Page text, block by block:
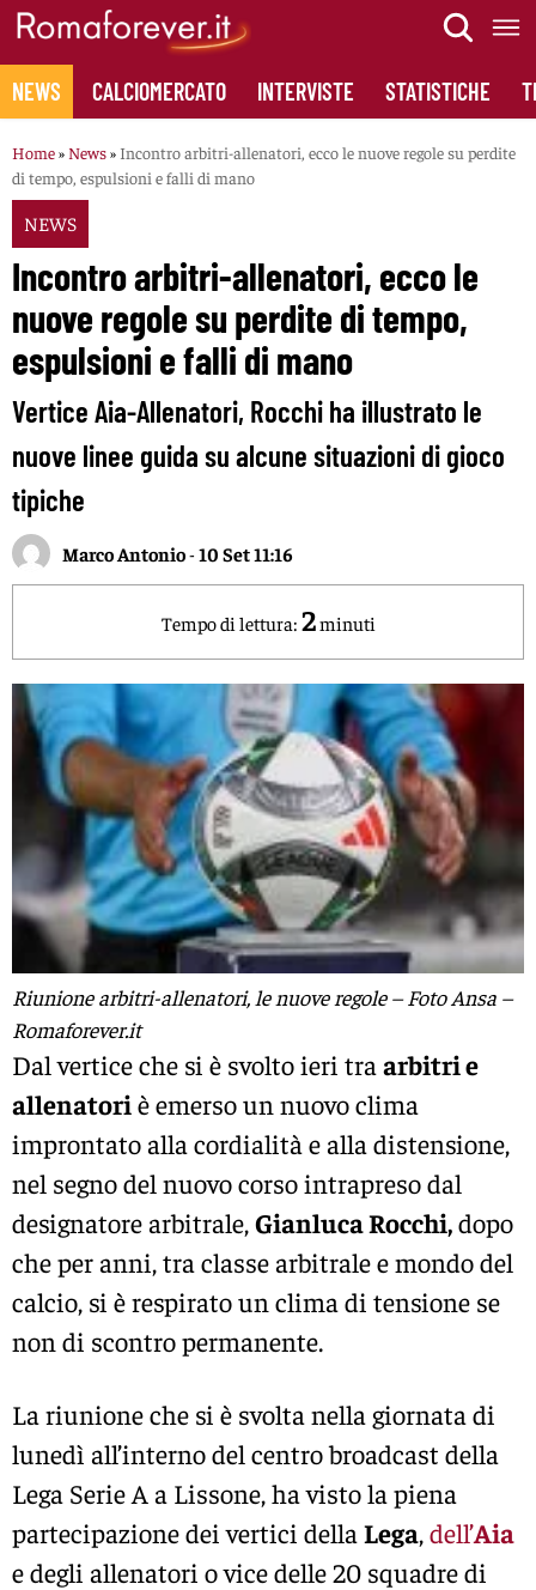
Skip
content
NEWS CALCIOMERCATO INTERVISTE STATISTICHE
Home» News» Incontro arbitri-allenatori, ecco le nuove regole su perdite
di tempo, espulsioni e falli di mano
NEWS
Incontro arbitri-allenatori, ecco le
nuove regole su perdite di tempo,
espulsioni e falli di mano
Vertice Aia-Allenatori, Rocchi ha illustrato le
nuove linee guida su alcune situazioni di gioco
tipiche
Marco Antonio-10 Set 11:16
Tempo di lettura: 2minuti
Riunione arbitri-allenatori, le nuove regole – Foto Ansa –
Romaforever.it
Dal vertice che si è svolto ieri tra arbitri e
allenatoriè emerso un nuovo clima
improntato alla cordialità e alla distensione,
nel segno del nuovo corso intrapreso dal
designatore arbitrale,Gianluca Rocchi,dopo
che per anni, tra classe arbitrale e mondo del
calcio, si è respirato un clima di tensione se
non di scontro permanente.
La riunione che si è svolta nella giornata di
lunedì all’interno del centro broadcast della
Lega Serie A a Lissone, ha visto la piena
partecipazione dei vertici della Lega,dell’Aia
e degli allenatori o vice delle 20 squadre di